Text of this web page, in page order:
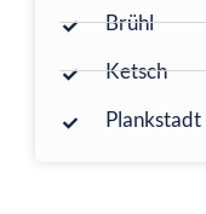
Brühl
Ketsch
Plankstadt